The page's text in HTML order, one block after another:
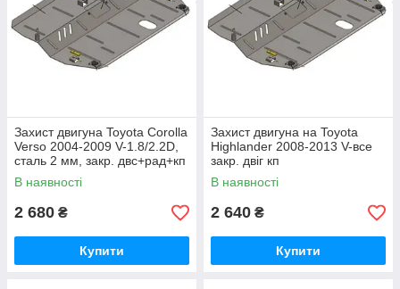
Захист двигуна Toyota Corolla
Verso 2004-2009 V-1.8/2.2D,
сталь 2 мм, закр. двс+рад+кп
В наявності
2 680 ₴
Купити
Захист двигуна на Toyota
Highlander 2008-2013 V-все
закр. двіг кп
В наявності
2 640 ₴
Купити